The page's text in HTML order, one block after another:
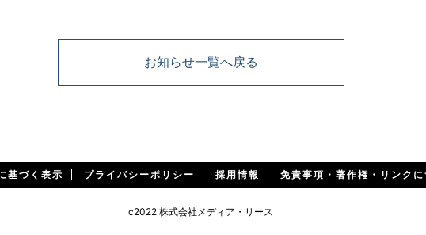
お知らせ一覧へ戻る
基づく表示 プライバシーポリシー 採用情報 免責事項・著作権・リンクに
c2022 株式会社メディア・リース